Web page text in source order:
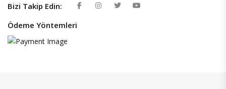
Bizi Takip Edin:
Ödeme Yöntemleri